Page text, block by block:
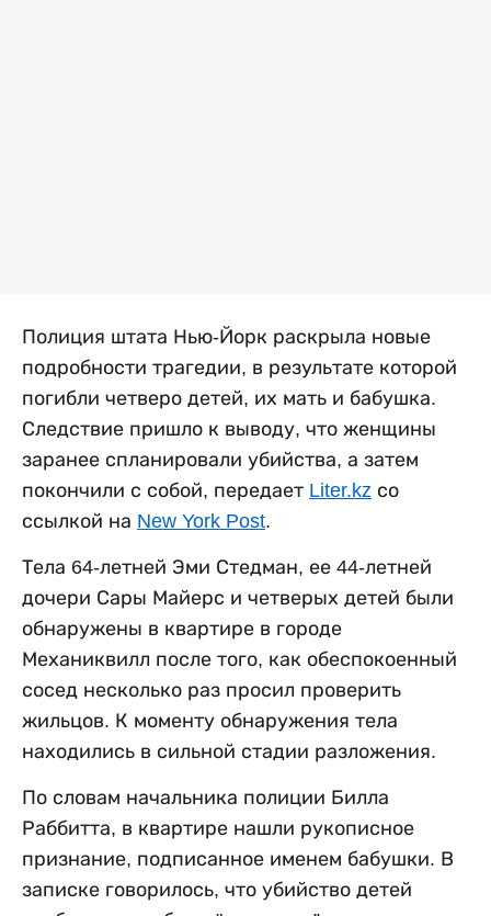
Полиция штата Нью-Йорк раскрыла новые
подробности трагедии, в результате которой
погибли четверо детей, их мать и бабушка.
Следствие пришло к выводу, что женщины
заранее спланировали убийства, а затем
покончили с собой, передает Liter.kz со
ссылкой на New York Post.
Тела 64-летней Эми Стедман, ее 44-летней
дочери Сары Майерс и четверых детей были
обнаружены в квартире в городе
Механиквилл после того, как обеспокоенный
сосед несколько раз просил проверить
жильцов. К моменту обнаружения тела
находились в сильной стадии разложения.
По словам начальника полиции Билла
Раббитта, в квартире нашли рукописное
признание, подписанное именем бабушки. В
записке говорилось, что убийство детей